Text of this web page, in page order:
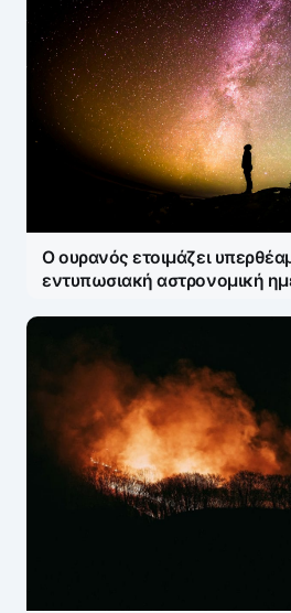
Ο ουρανός ετοιμάζει
εντυπωσιακή αστρονομική